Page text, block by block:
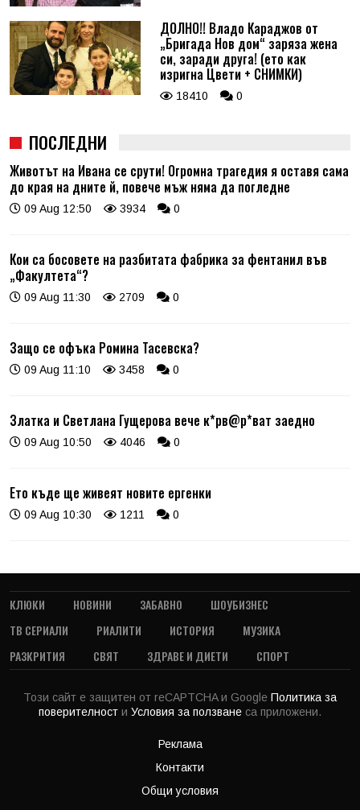
ДОЛНО!! Владо Караджов от
„Бригада Нов дом“ заряза жена
си, заради друга! (ето как
изригна Цвети + СНИМКИ)
18410 0
ПОСЛЕДНИ
Животът на Ивана се срути! Огромна трагедия я оставя сама
до края на дните й, повече мъж няма да погледне
09 Aug 12:50 3934 0
Кои са босовете на разбитата фабрика за фентанил във
„Факултета“?
09 Aug 11:30 2709 0
Защо се офъка Ромина Тасевска?
09 Aug 11:10 3458 0
Златка и Светлана Гущерова вече к*рв@р*ват заедно
09 Aug 10:50 4046 0
Ето къде ще живеят новите ергенки
09 Aug 10:30 1211 0
КЛЮКИ НОВИНИ ЗАБАВНО
ШОУБИЗНЕС
ТВ СЕРИАЛИ
РИАЛИТИ ИСТОРИЯ
МУЗИКА
РАЗКРИТИЯ
СВЯТ ЗДРАВЕ И ДИЕТИ СПОРТ
Този сайт е защитен от reCAPTCHA и Google Политика за
поверителност и Условия за ползване са приложени.
Реклама
Контакти
Общи условия